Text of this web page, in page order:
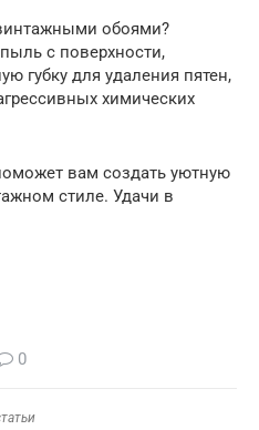
обоями?
с поверхности,
губку для удаления пятен,
химических
вам создать уютную
стиле. Удачи в
0